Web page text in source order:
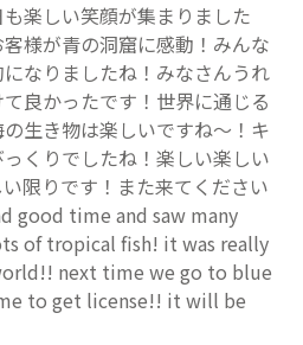
楽しい笑顔が集まりました
様が青の洞窟に感動！みんな
なりましたね！みなさんうれ
良かったです！世界に通じる
生き物は楽しいですね～！キ
くりでしたね！楽しい楽しい
限りです！また来てください
good time and saw many
of tropical fish! it was really
next time we go to blue
to get license!! it will be